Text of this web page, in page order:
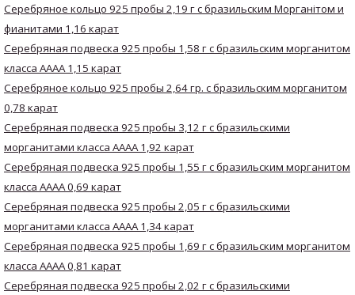
Серебряное кольцо 925 пробы 2,19 г с бразильским Морганітом и
фианитами 1,16 карат
Серебряная подвеска 925 пробы 1,58 г с бразильским морганитом
класса AAAA 1,15 карат
Серебряное кольцо 925 пробы 2,64 гр. с бразильским морганитом
0,78 карат
Серебряная подвеска 925 пробы 3,12 г с бразильскими
морганитами класса AAAA 1,92 карат
Серебряная подвеска 925 пробы 1,55 г с бразильским морганитом
класса AAAA 0,69 карат
Серебряная подвеска 925 пробы 2,05 г с бразильскими
морганитами класса AAAA 1,34 карат
Серебряная подвеска 925 пробы 1,69 г с бразильским морганитом
класса AAAA 0,81 карат
Серебряная подвеска 925 пробы 2,02 г с бразильскими